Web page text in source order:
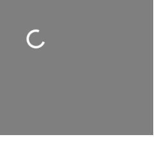
Cargando…